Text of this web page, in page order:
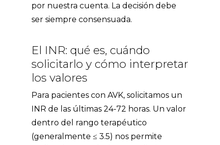
por nuestra cuenta. La decisión debe
ser siempre consensuada.
El INR: qué es, cuándo
solicitarlo y cómo interpretar
los valores
Para pacientes con AVK, solicitamos un
INR de las últimas 24-72 horas. Un valor
dentro del rango terapéutico
(generalmente ≤ 3.5) nos permite